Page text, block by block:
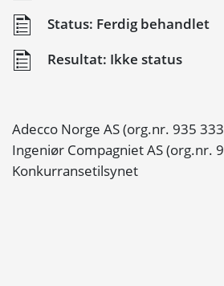
Status: Ferdig behandlet
Resultat: Ikke status
Adecco Norge AS (org.nr. 935
Ingeniør Compagniet AS (org.nr.
Konkurransetilsynet